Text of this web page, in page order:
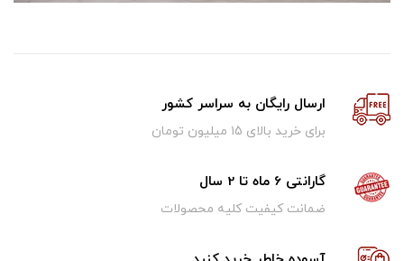
ارسال رایگان به سراسر کشور
برای خرید بالای ۱5 میلیون تومان
گارانتی 6 ماه تا 2 سال
ضمانت کیفیت کلیه محصولات